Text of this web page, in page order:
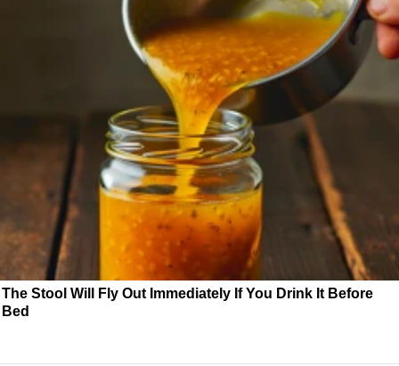
The Stool Will Fly Out Immediately If You Drink It Before
Bed